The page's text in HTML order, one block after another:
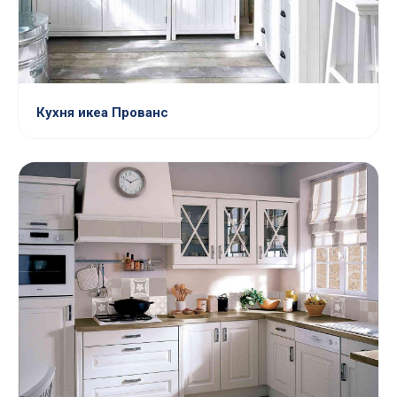
Кухня икеа Прованс